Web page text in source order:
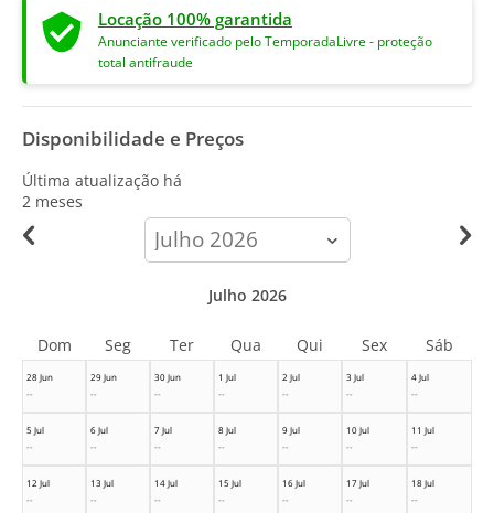
Locação 100% garantida
Anunciante verificado pelo TemporadaLivre - proteção
total antifraude
Disponibilidade e Preços
Última atualização há
2 meses
calendar-
month
28 Jun
--
29 Jun
--
30 Jun
--
1 Jul
--
2 Jul
--
3 Jul
--
4 Jul
--
5 Jul
--
6 Jul
--
7 Jul
--
8 Jul
--
9 Jul
--
10 Jul
--
11 Jul
--
12 Jul
--
13 Jul
--
14 Jul
--
15 Jul
--
16 Jul
--
17 Jul
--
18 Jul
--
Julho 2026
Dom Seg Ter Qua Qui Sex Sáb